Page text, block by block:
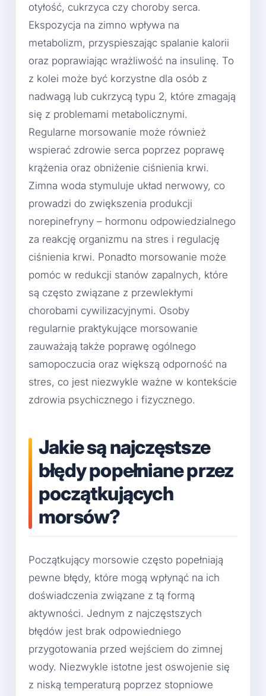
otyłość, cukrzyca czy choroby serca.
Ekspozycja na zimno wpływa na
metabolizm, przyspieszając spalanie kalorii
oraz poprawiając wrażliwość na insulinę. To
z kolei może być korzystne dla osób z
nadwagą lub cukrzycą typu 2, które zmagają
się z problemami metabolicznymi.
Regularne morsowanie może również
wspierać zdrowie serca poprzez poprawę
krążenia oraz obniżenie ciśnienia krwi.
Zimna woda stymuluje układ nerwowy, co
prowadzi do zwiększenia produkcji
norepinefryny – hormonu odpowiedzialnego
za reakcję organizmu na stres i regulację
ciśnienia krwi. Ponadto morsowanie może
pomóc w redukcji stanów zapalnych, które
są często związane z przewlekłymi
chorobami cywilizacyjnymi. Osoby
regularnie praktykujące morsowanie
zauważają także poprawę ogólnego
samopoczucia oraz większą odporność na
stres, co jest niezwykle ważne w kontekście
zdrowia psychicznego i fizycznego.
Jakie są najczęstsze
błędy popełniane przez
początkujących
morsów?
Początkujący morsowie często popełniają
pewne błędy, które mogą wpłynąć na ich
doświadczenia związane z tą formą
aktywności. Jednym z najczęstszych
błędów jest brak odpowiedniego
przygotowania przed wejściem do zimnej
wody. Niezwykle istotne jest oswojenie się
z niską temperaturą poprzez stopniowe